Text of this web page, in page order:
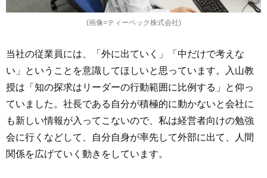
(画像=ティーペック株式会社)
当社の従業員には、「外に出ていく」「中だけで考えな
い」ということを意識してほしいと思っています。入山教
授は「知の探求はリーダーの行動範囲に比例する」と仰っ
ていました。社長である自分が積極的に動かないと会社に
も新しい情報が入ってこないので、私は経営者向けの勉強
会に行くなどして、自分自身が率先して外部に出て、人間
関係を広げていく動きをしています。